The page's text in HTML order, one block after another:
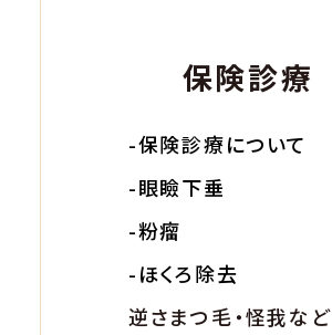
保険診療
-保険診療について
-眼瞼下垂
-粉瘤
-ほくろ除去
逆さまつ毛・怪我など